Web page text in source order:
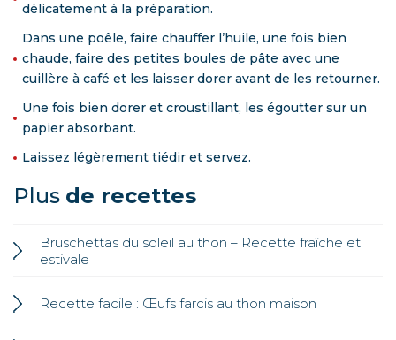
délicatement à la préparation.
Dans une poêle, faire chauffer l’huile, une fois bien
chaude, faire des petites boules de pâte avec une
cuillère à café et les laisser dorer avant de les retourner.
Une fois bien dorer et croustillant, les égoutter sur un
papier absorbant.
Laissez légèrement tiédir et servez.
Plus de recettes
Bruschettas du soleil au thon – Recette fraîche et
estivale
Recette facile : Œufs farcis au thon maison